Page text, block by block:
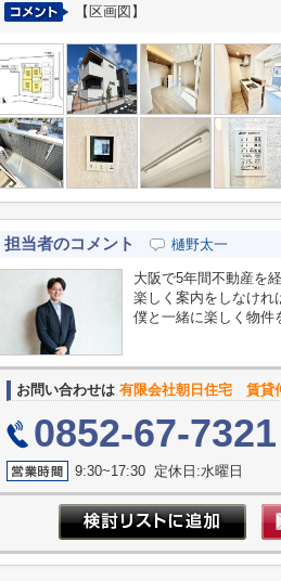
【区画図】
担当者のコメント 樋野太一
大阪で5年間不動産を
楽しく案内をしなけれ
僕と一緒に楽しく物件
お問い合わせは 有限会社朝日住宅 賃貸
0852-67-7321
9:30~17:30 定休日:水曜日